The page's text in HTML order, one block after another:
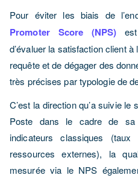
Pour éviter les biais de
Promoter Score (NPS)
d’évaluer la satisfaction client
requête et de dégager des
très précises par typologie de
C’est la direction qu’a suivie le
Poste dans le cadre de sa
indicateurs classiques
ressources externes), la
mesurée via le NPS